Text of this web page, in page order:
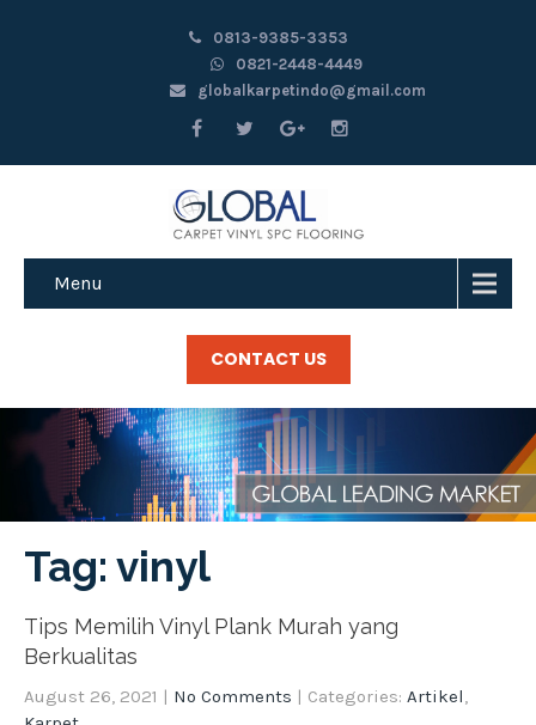
0813-9385-3353
0821-2448-4449
globalkarpetindo@gmail.com
Menu
CONTACT US
Tag: vinyl
Tips Memilih Vinyl Plank Murah yang
Berkualitas
August 26, 2021 | No Comments | Categories: Artikel,